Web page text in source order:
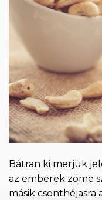
Bátran ki merjük
az emberek zöme
másik